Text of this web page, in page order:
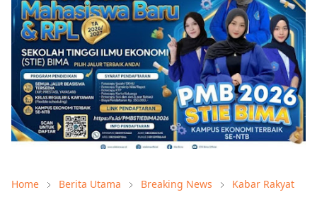
Home Berita Utama Breaking News Kabar Rakyat